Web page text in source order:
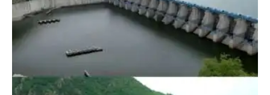
राजनीति
भारत